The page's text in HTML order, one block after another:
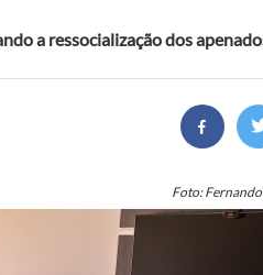
a ressocialização dos
Foto: